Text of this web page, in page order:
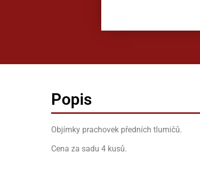
Popis
Objímky prachovek předních tlumičů.
Cena za sadu 4 kusů.